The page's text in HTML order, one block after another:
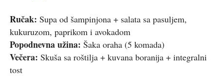
Ručak: Supa od šampinjona + salata sa pasuljem,
kukuruzom, paprikom i avokadom
Popodnevna užina: Šaka oraha (5 komada)
Večera: Skuša sa roštilja + kuvana boranija + integralni
tost